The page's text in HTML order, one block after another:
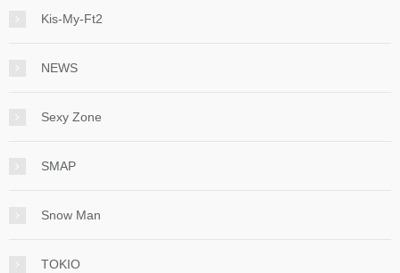
Kis-My-Ft2
NEWS
Sexy Zone
SMAP
Snow Man
TOKIO